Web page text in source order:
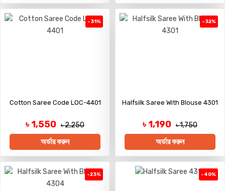
-31%
Cotton Saree Code LOC-4401
৳ 1,550 ৳ 2,250
অর্ডার করুন
-32%
Halfsilk Saree With Blouse 4301
৳ 1,190 ৳ 1,750
অর্ডার করুন
-23% -40%